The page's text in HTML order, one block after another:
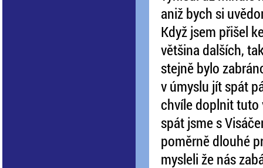
aniž bych si
Když jsem přišel
většina dalších,
stejně bylo
v úmyslu jít spát
chvíle doplnit tuto
spát jsme s
poměrně dlouhé
mysleli že nás